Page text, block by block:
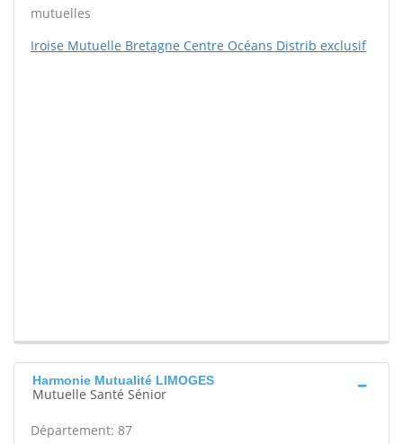
mutuelles
Iroise Mutuelle Bretagne Centre Océans Distrib exclusif
Harmonie Mutualité LIMOGES
Mutuelle Santé Sénior
Département: 87